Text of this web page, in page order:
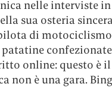
nelle interviste
sua osteria
di
patatine
online: questo è
non è una gara.